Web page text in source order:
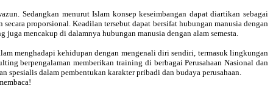
Sedangkan menurut Islam konsep keseimbangan dapat diartikan sebagai
proporsional. Keadilan tersebut dapat bersifat hubungan manusia dengan
juga mencakup di dalamnya hubungan manusia dengan alam semesta.
menghadapi kehidupan dengan mengenali diri sendiri, termasuk lingkungan
berpengalaman memberikan training di berbagai Perusahaan Nasional dan
spesialis dalam pembentukan karakter pribadi dan budaya perusahaan.